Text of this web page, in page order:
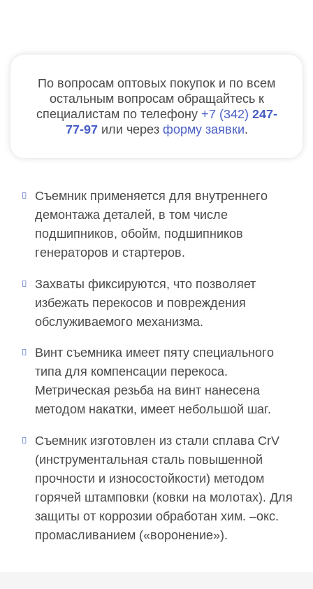
По вопросам оптовых покупок и по всем
остальным вопросам обращайтесь к
специалистам по телефону
7 342 247-
77-97 или через форму заявки.
Съемник применяется для внутреннего
демонтажа деталей, в том числе
подшипников, обойм, подшипников
генераторов и стартеров.
Захваты фиксируются, что позволяет
избежать перекосов и повреждения
обслуживаемого механизма.
Винт съемника имеет пяту специального
типа для компенсации перекоса.
Метрическая резьба на винт нанесена
методом накатки, имеет небольшой шаг.
Съемник изготовлен из стали сплава CrV
(инструментальная сталь повышенной
прочности и износостойкости) методом
горячей штамповки (ковки на молотах). Для
защиты от коррозии обработан хим. –окс.
промасливанием («воронение»).